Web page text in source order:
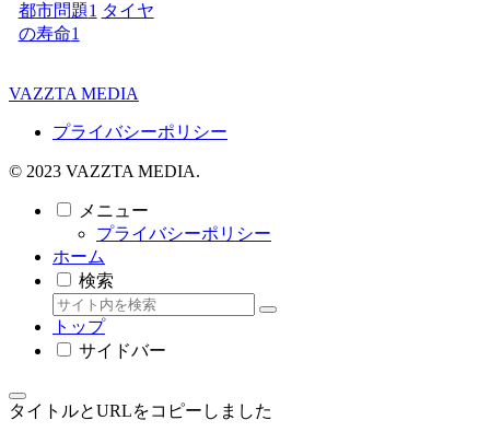
都市問題1 タイヤ
の寿命1
VAZZTA MEDIA
プライバシーポリシー
© 2023 VAZZTA MEDIA.
メニュー
プライバシーポリシー
ホーム
検索
トップ
サイドバー
タイトルとURLをコピーしました